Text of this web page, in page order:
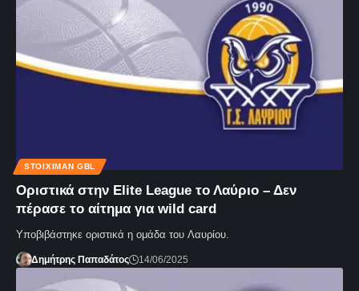
STOIXIMAN GBL
Οριστικά στην Elite League το Λαύριο – Δεν
πέρασε το αίτημα για wild card
Υποβιβάστηκε οριστικά η ομάδα του Λαυρίου.
Δημήτρης Παπαδάτος 14/06/2025